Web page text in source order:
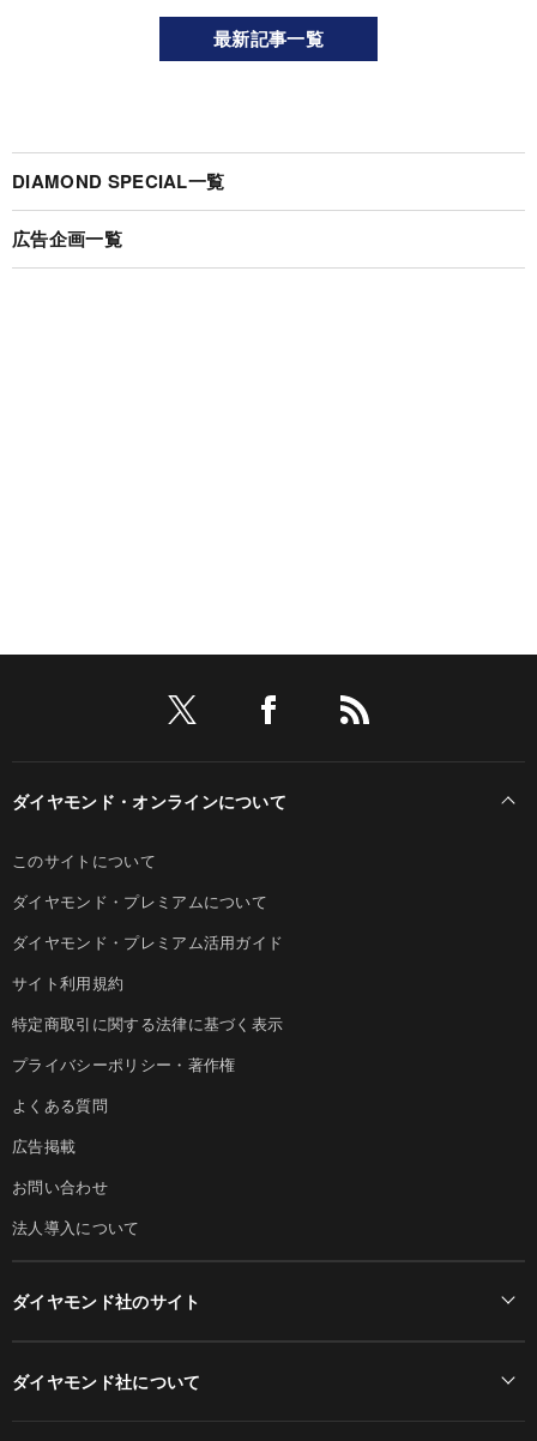
最新記事一覧
DIAMOND SPECIAL一覧
広告企画一覧
ダイヤモンド・オンラインについて
このサイトについて
ダイヤモンド・プレミアムについて
ダイヤモンド・プレミアム活用ガイド
サイト利用規約
特定商取引に関する法律に基づく表示
プライバシーポリシー・著作権
よくある質問
広告掲載
お問い合わせ
法人導入について
ダイヤモンド社のサイト
ダイヤモンド社について